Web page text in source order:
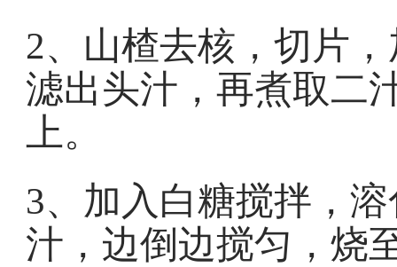
2、山楂去核，切片
滤出头汁，再煮取二
上。
3、加入白糖搅拌，
汁，边倒边搅匀，烧